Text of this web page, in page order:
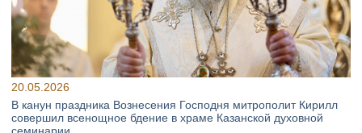
20.05.2026
В канун праздника Вознесения Господня митрополит Кирилл
совершил всенощное бдение в храме Казанской духовной
семинарии